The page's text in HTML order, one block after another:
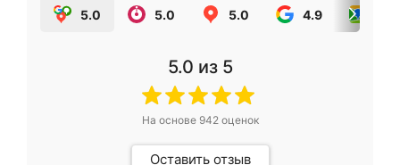
5.0 5.0 5.0 4.9
5.0 из 5
На основе 942оценок
Оставить отзыв